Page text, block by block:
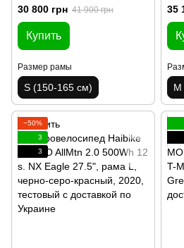
30 800 грн 41 900 грн
Купить
Размер рамы
S (150-165 см)
35
−50%
3
3